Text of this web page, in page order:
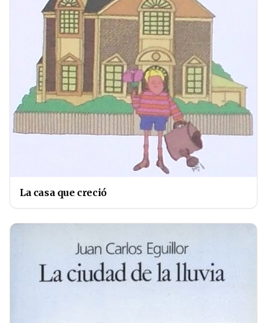
La casa que creció